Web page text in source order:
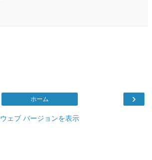
›
ホーム
ウェブ バージョンを表示